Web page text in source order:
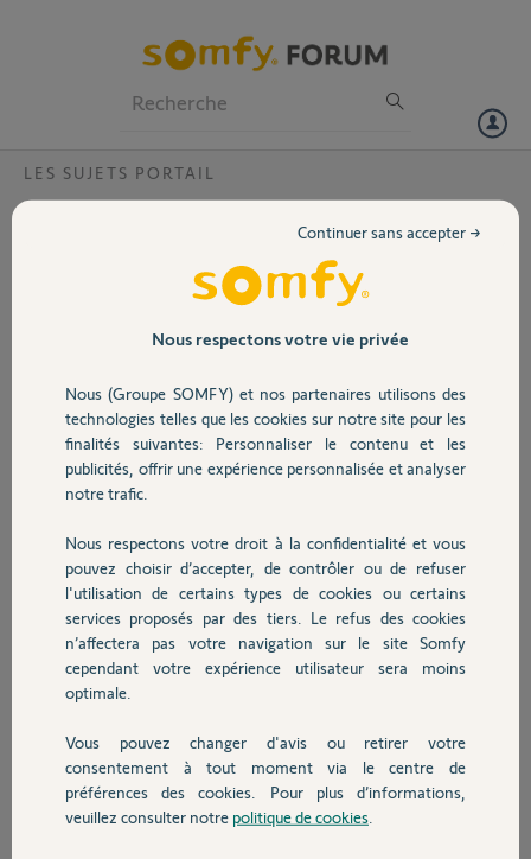
Volet
Sécurité
Domotique
Chauffage
Autres produits
Devis avec un pro
Contact
LES SUJETS PORTAIL
Reinitialisation moteur Somfy Fresia 300 ?
Bonjour,J,e viens de changer le moteur de mon portail sans changer
la platine donc je ne devrais pas avoir de problème ,le portail
fonctionne a l'ouverture mais pas a l'ouverture pouvez vous m'aider
Merci Cordialement
Bernard V.
il y a presque 4 ans
Participer au fil de discussion
Réponses
Il faut refaire une mise en service complète avec auto apprentissage.
Anonyme il y a presque 4 ans
Nous respectons votre vie privée
Nous (Groupe SOMFY) et nos partenaires utilisons des
technologies telles que les cookies sur notre site pour les
finalités suivantes: Personnaliser le contenu et les
publicités, offrir une expérience personnalisée et analyser
notre trafic.
Nous respectons votre droit à la confidentialité et vous
pouvez choisir d’accepter, de contrôler ou de refuser
l'utilisation de certains types de cookies ou certains
services proposés par des tiers. Le refus des cookies
n’affectera pas votre navigation sur le site Somfy
cependant votre expérience utilisateur sera moins
optimale.
Vous pouvez changer d'avis ou retirer votre
consentement à tout moment via le centre de
préférences des cookies. Pour plus d’informations,
veuillez consulter notre politique de cookies
Continuer sans accepter →